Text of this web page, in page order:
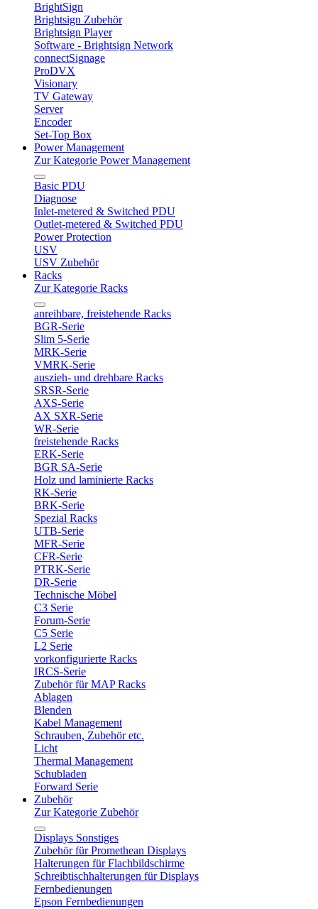
BrightSign
Brightsign Zubehör
Brightsign Player
Software - Brightsign Network
connectSignage
ProDVX
Visionary
TV Gateway
Server
Encoder
Set-Top Box
Power Management
Zur Kategorie Power Management
Basic PDU
Diagnose
Inlet-metered & Switched PDU
Outlet-metered & Switched PDU
Power Protection
USV
USV Zubehör
Racks
Zur Kategorie Racks
anreihbare, freistehende Racks
BGR-Serie
Slim 5-Serie
MRK-Serie
VMRK-Serie
auszieh- und drehbare Racks
SRSR-Serie
AXS-Serie
AX SXR-Serie
WR-Serie
freistehende Racks
ERK-Serie
BGR SA-Serie
Holz und laminierte Racks
RK-Serie
BRK-Serie
Spezial Racks
UTB-Serie
MFR-Serie
CFR-Serie
PTRK-Serie
DR-Serie
Technische Möbel
C3 Serie
Forum-Serie
C5 Serie
L2 Serie
vorkonfigurierte Racks
IRCS-Serie
Zubehör für MAP Racks
Ablagen
Blenden
Kabel Management
Schrauben, Zubehör etc.
Licht
Thermal Management
Schubladen
Forward Serie
Zubehör
Zur Kategorie Zubehör
Displays Sonstiges
Zubehör für Promethean Displays
Halterungen für Flachbildschirme
Schreibtischhalterungen für Displays
Fernbedienungen
Epson Fernbedienungen